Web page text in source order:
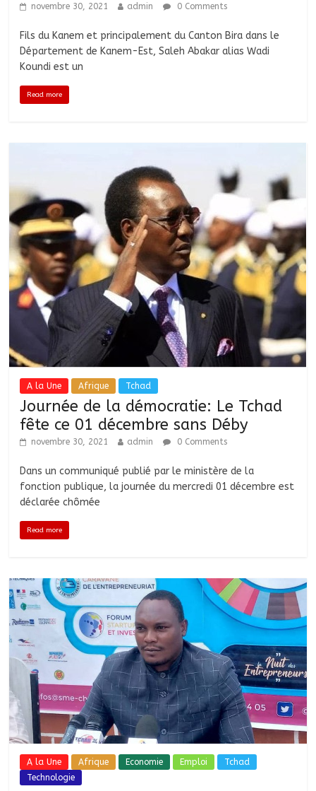
novembre 30, 2021 admin 0 Comments
Fils du Kanem et principalement du Canton Bira dans le
Département de Kanem-Est, Saleh Abakar alias Wadi
Koundi est un
Read more
A la Une Afrique Tchad
Journée de la démocratie: Le Tchad
fête ce 01 décembre sans Déby
novembre 30, 2021 admin 0 Comments
Dans un communiqué publié par le ministère de la
fonction publique, la journée du mercredi 01 décembre est
déclarée chômée
Read more
A la Une Afrique Economie Emploi
Tchad
Technologie